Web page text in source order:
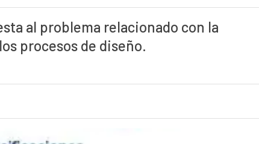
al problema relacionado con la
procesos de diseño.